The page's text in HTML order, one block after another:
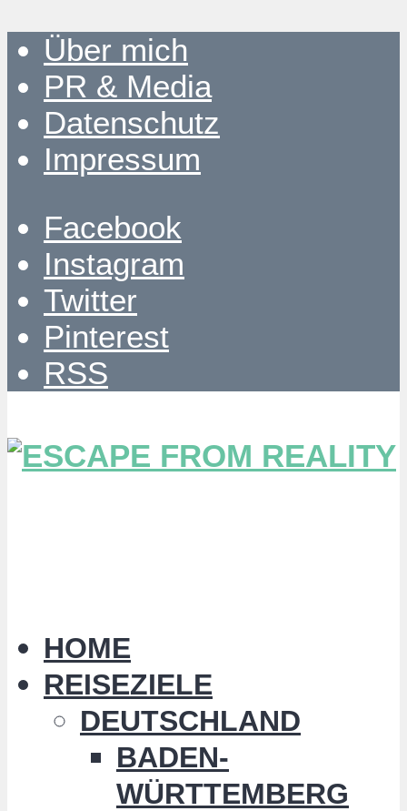
Über mich
PR & Media
Datenschutz
Impressum
Facebook
Instagram
Twitter
Pinterest
RSS
HOME
REISEZIELE
DEUTSCHLAND
BADEN-
WÜRTTEMBERG